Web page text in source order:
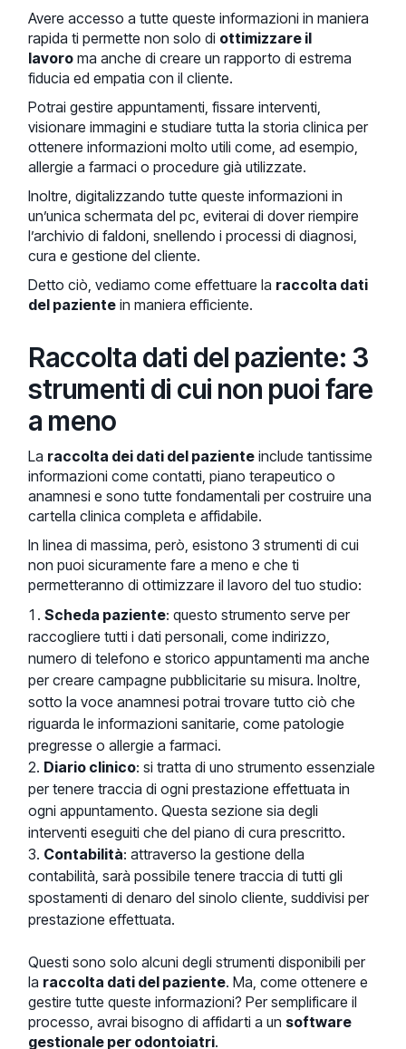
Avere accesso a tutte queste informazioni in maniera
rapida ti permette non solo di ottimizzare il
lavoro ma anche di creare un rapporto di estrema
fiducia ed empatia con il cliente.
Potrai gestire appuntamenti, fissare interventi,
visionare immagini e studiare tutta la storia clinica per
ottenere informazioni molto utili come, ad esempio,
allergie a farmaci o procedure già utilizzate.
Inoltre, digitalizzando tutte queste informazioni in
un’unica schermata del pc, eviterai di dover riempire
l’archivio di faldoni, snellendo i processi di diagnosi,
cura e gestione del cliente.
Detto ciò, vediamo come effettuare la raccolta dati
del paziente in maniera efficiente.
Raccolta dati del paziente: 3
strumenti di cui non puoi fare
a meno
La raccolta dei dati del paziente include tantissime
informazioni come contatti, piano terapeutico o
anamnesi e sono tutte fondamentali per costruire una
cartella clinica completa e affidabile.
In linea di massima, però, esistono 3 strumenti di cui
non puoi sicuramente fare a meno e che ti
permetteranno di ottimizzare il lavoro del tuo studio:
Scheda paziente: questo strumento serve per
raccogliere tutti i dati personali, come indirizzo,
numero di telefono e storico appuntamenti ma anche
per creare campagne pubblicitarie su misura. Inoltre,
sotto la voce anamnesi potrai trovare tutto ciò che
riguarda le informazioni sanitarie, come patologie
pregresse o allergie a farmaci.
Diario clinico: si tratta di uno strumento essenziale
per tenere traccia di ogni prestazione effettuata in
ogni appuntamento. Questa sezione sia degli
interventi eseguiti che del piano di cura prescritto.
Contabilità: attraverso la gestione della
contabilità, sarà possibile tenere traccia di tutti gli
spostamenti di denaro del sinolo cliente, suddivisi per
prestazione effettuata.
Questi sono solo alcuni degli strumenti disponibili per
la raccolta dati del paziente. Ma, come ottenere e
gestire tutte queste informazioni? Per semplificare il
processo, avrai bisogno di affidarti a un software
gestionale per odontoiatri.